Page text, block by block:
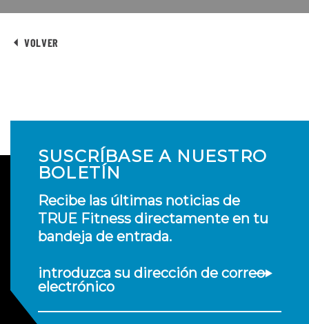
VOLVER
SUSCRÍBASE A NUESTRO
BOLETÍN
Recibe las últimas noticias de
TRUE Fitness directamente en tu
bandeja de entrada.
introduzca su dirección de correo
electrónico